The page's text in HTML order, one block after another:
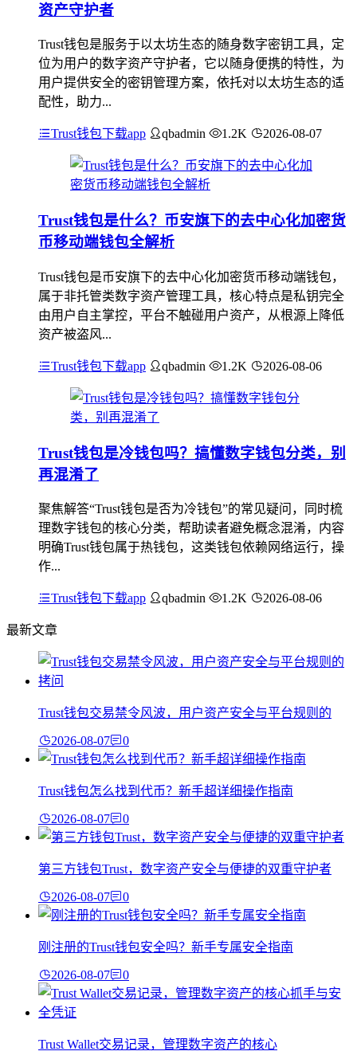
资产守护者
Trust钱包是服务于以太坊生态的随身数字密钥工具，定
位为用户的数字资产守护者，它以随身便携的特性，为
用户提供安全的密钥管理方案，依托对以太坊生态的适
配性，助力...
Trust钱包下载app qbadmin 1.2K 2026-08-07
Trust钱包是什么？币安旗下的去中心化加密货
币移动端钱包全解析
Trust钱包是币安旗下的去中心化加密货币移动端钱包，
属于非托管类数字资产管理工具，核心特点是私钥完全
由用户自主掌控，平台不触碰用户资产，从根源上降低
资产被盗风...
Trust钱包下载app qbadmin 1.2K 2026-08-06
Trust钱包是冷钱包吗？搞懂数字钱包分类，别
再混淆了
聚焦解答“Trust钱包是否为冷钱包”的常见疑问，同时梳
理数字钱包的核心分类，帮助读者避免概念混淆，内容
明确Trust钱包属于热钱包，这类钱包依赖网络运行，操
作...
Trust钱包下载app qbadmin 1.2K 2026-08-06
最新文章
Trust钱包交易禁令风波，用户资产安全与平台规则的
2026-08-07 0
Trust钱包怎么找到代币？新手超详细操作指南
2026-08-07 0
第三方钱包Trust，数字资产安全与便捷的双重守护者
2026-08-07 0
刚注册的Trust钱包安全吗？新手专属安全指南
2026-08-07 0
Trust Wallet交易记录，管理数字资产的核心